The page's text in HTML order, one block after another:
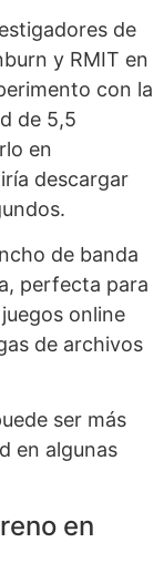
de
y RMIT en
con la
de 5,5
en
descargar
de banda
perfecta para
online
de archivos
ser más
en algunas
en